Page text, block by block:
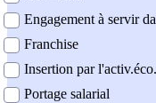
Engagement à servir
Franchise
Insertion par l'activ.éco.
Portage salarial